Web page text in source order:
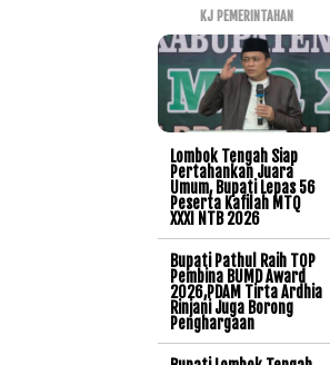
KJ PEMERINTAHAN
Lombok Tengah Siap
Pertahankan Juara
Umum, Bupati Lepas 56
Peserta Kafilah MTQ
XXXI NTB 2026
Bupati Pathul Raih TOP
Pembina BUMD Award
2026,PDAM Tirta Ardhia
Rinjani Juga Borong
Penghargaan